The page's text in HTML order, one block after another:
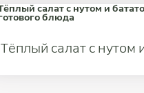
Тёплый салат с нутом